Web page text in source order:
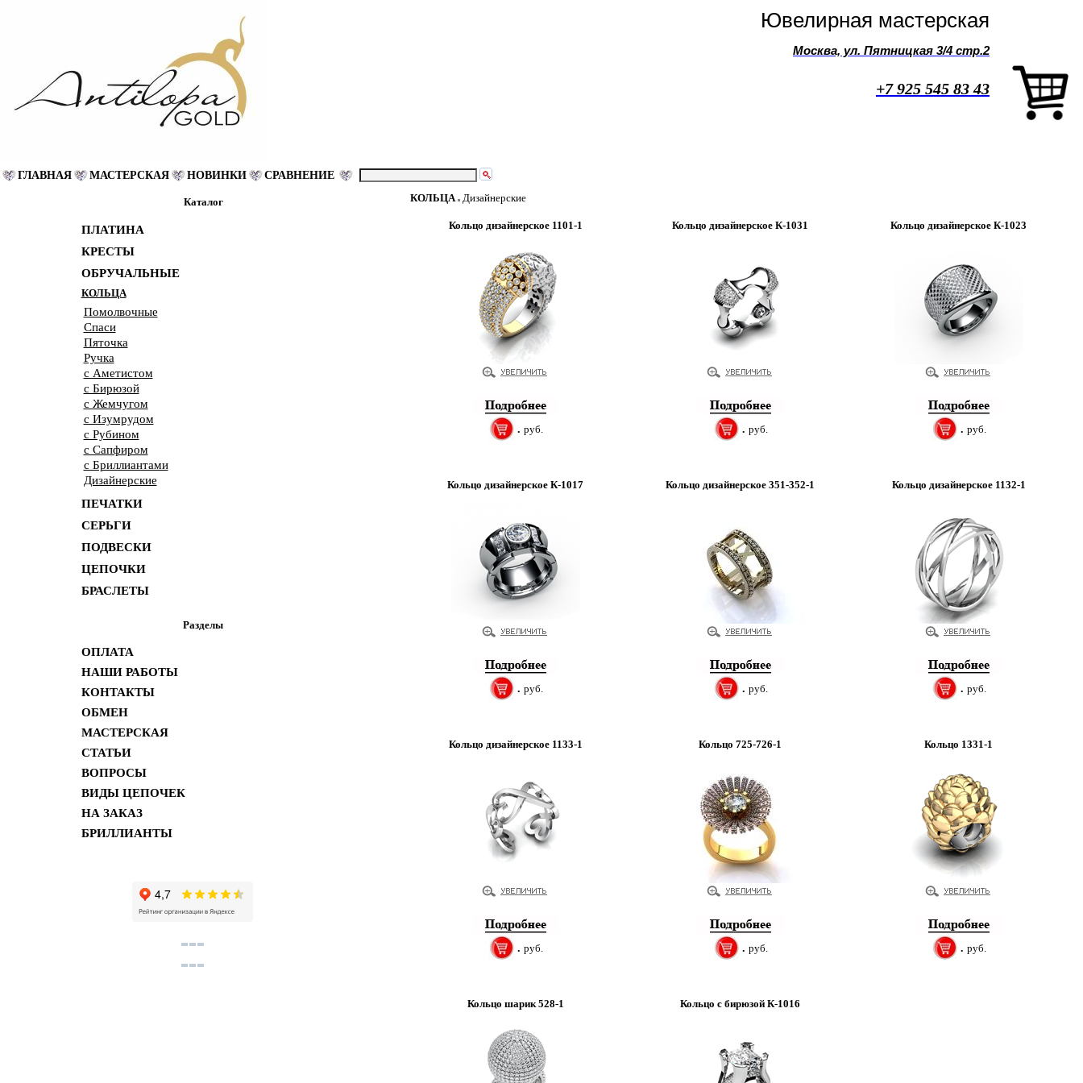
Ювелирная мастерская
Москва, ул. Пятницкая 3/4 стр.2
+7 925 545 83 43
ГЛАВНАЯ МАСТЕРСКАЯ НОВИНКИ СРАВНЕНИЕ
Каталог
ПЛАТИНА
КРЕСТЫ
ОБРУЧАЛЬНЫЕ
КОЛЬЦА
Помолвочные
Спаси
Пяточка
Ручка
с Аметистом
с Бирюзой
с Жемчугом
с Изумрудом
с Рубином
с Сапфиром
с Бриллиантами
Дизайнерские
ПЕЧАТКИ
СЕРЬГИ
ПОДВЕСКИ
ЦЕПОЧКИ
БРАСЛЕТЫ
Разделы
ОПЛАТА
НАШИ РАБОТЫ
КОНТАКТЫ
ОБМЕН
МАСТЕРСКАЯ
СТАТЬИ
ВОПРОСЫ
ВИДЫ ЦЕПОЧЕК
НА ЗАКАЗ
БРИЛЛИАНТЫ
КОЛЬЦА Дизайнерские
Кольцо дизайнерское 1101-1
. руб.
Кольцо дизайнерское К-1031
. руб.
Кольцо дизайнерское К-1023
. руб.
Кольцо дизайнерское К-1017
. руб.
Кольцо дизайнерское 351-352-1
. руб.
Кольцо дизайнерское 1132-1
. руб.
Кольцо дизайнерское 1133-1
. руб.
Кольцо 725-726-1
. руб.
Кольцо 1331-1
. руб.
Кольцо шарик 528-1 Кольцо с бирюзой К-1016